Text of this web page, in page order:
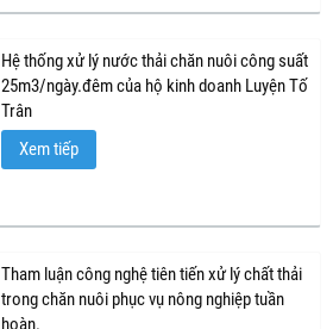
Hệ thống xử lý nước thải chăn nuôi công suất
25m3/ngày.đêm của hộ kinh doanh Luyện Tố
Trân
Xem tiếp
Tham luận công nghệ tiên tiến xử lý chất thải
trong chăn nuôi phục vụ nông nghiệp tuần
hoàn.